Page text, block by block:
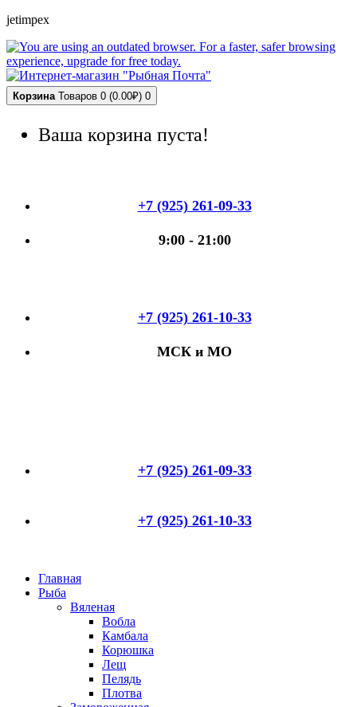
jetimpex
Корзина Товаров 0 (0.00₽) 0
Ваша корзина пуста!
+7 (925) 261-09-33
9:00 - 21:00
+7 (925) 261-10-33
МСК и МО
+7 (925) 261-09-33
+7 (925) 261-10-33
Главная
Рыба
Вяленая
Вобла
Камбала
Корюшка
Лещ
Пелядь
Плотва